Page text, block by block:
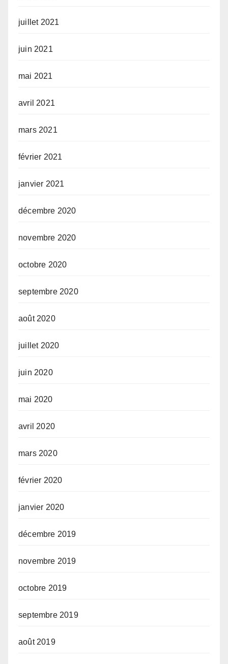
juillet 2021
juin 2021
mai 2021
avril 2021
mars 2021
février 2021
janvier 2021
décembre 2020
novembre 2020
octobre 2020
septembre 2020
août 2020
juillet 2020
juin 2020
mai 2020
avril 2020
mars 2020
février 2020
janvier 2020
décembre 2019
novembre 2019
octobre 2019
septembre 2019
août 2019